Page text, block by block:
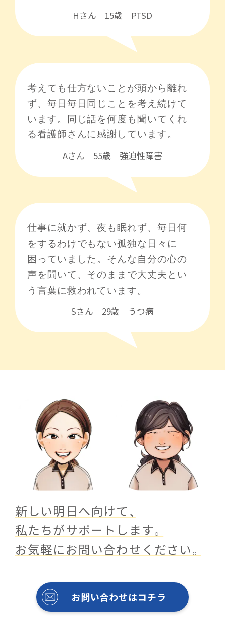
Hさん 15歳 PTSD
Aさん 55歳 強迫性障害
Sさん 29歳 うつ病
新しい明日へ向けて、
私たちがサポートします。
お気軽にお問い合わせください。
お問い合わせはコチラ